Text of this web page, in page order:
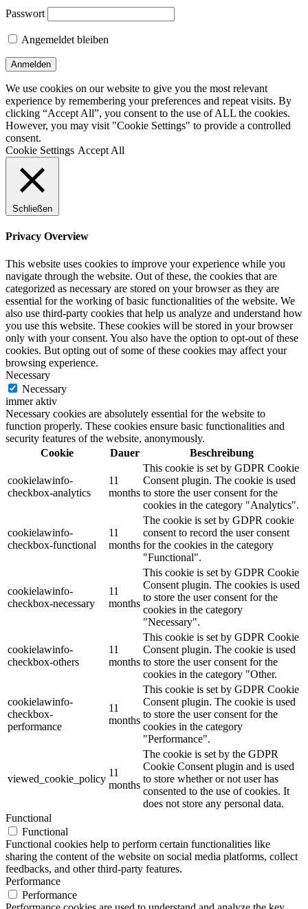
Passwort
Angemeldet bleiben
We use cookies on our website to give you the most relevant
experience by remembering your preferences and repeat visits. By
clicking “Accept All”, you consent to the use of ALL the cookies.
However, you may visit "Cookie Settings" to provide a controlled
consent.
Cookie Settings Accept All
Schließen
Privacy Overview
This website uses cookies to improve your experience while you
navigate through the website. Out of these, the cookies that are
categorized as necessary are stored on your browser as they are
essential for the working of basic functionalities of the website. We
also use third-party cookies that help us analyze and understand how
you use this website. These cookies will be stored in your browser
only with your consent. You also have the option to opt-out of these
cookies. But opting out of some of these cookies may affect your
browsing experience.
Necessary
Necessary
immer aktiv
Necessary cookies are absolutely essential for the website to
function properly. These cookies ensure basic functionalities and
security features of the website, anonymously.
Cookie
Dauer Beschreibung
cookielawinfo-
checkbox-analytics
11
months
This cookie is set by GDPR Cookie
Consent plugin. The cookie is used
to store the user consent for the
cookies in the category "Analytics".
cookielawinfo-
checkbox-functional
11
months
The cookie is set by GDPR cookie
consent to record the user consent
for the cookies in the category
"Functional".
cookielawinfo-
checkbox-necessary
11
months
This cookie is set by GDPR Cookie
Consent plugin. The cookies is used
to store the user consent for the
cookies in the category
"Necessary".
cookielawinfo-
checkbox-others
11
months
This cookie is set by GDPR Cookie
Consent plugin. The cookie is used
to store the user consent for the
cookies in the category "Other.
cookielawinfo-
checkbox-
performance
11
months
This cookie is set by GDPR Cookie
Consent plugin. The cookie is used
to store the user consent for the
cookies in the category
"Performance".
viewed_cookie_policy
11
months
The cookie is set by the GDPR
Cookie Consent plugin and is used
to store whether or not user has
consented to the use of cookies. It
does not store any personal data.
Functional
Functional
Functional cookies help to perform certain functionalities like
sharing the content of the website on social media platforms, collect
feedbacks, and other third-party features.
Performance
Performance